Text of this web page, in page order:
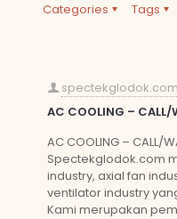
Categories Tags
spectekglodok.com
AC COOLING –
AC COOLING – CALL/
Spectekglodok.com
industry, axial fan
ventilator industry
Kami merupakan